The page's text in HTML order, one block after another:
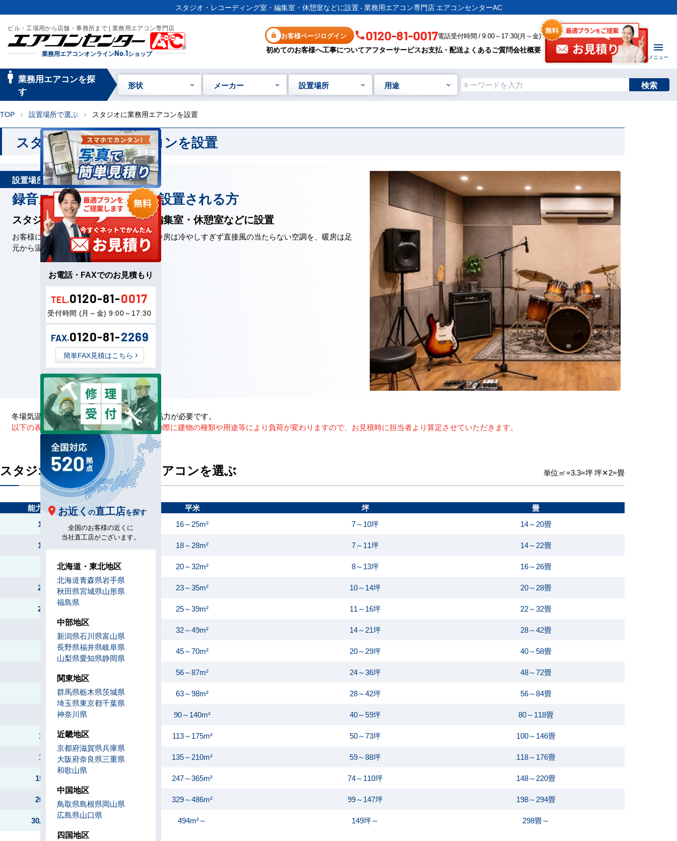
スタジオ・レコーディング室・編集室・休憩室などに設置 - 業務用エアコン専門店 エアコンセンターAC
ビル・工場用から店舗・事務所まで | 業務用エアコン専門店
業務用エアコンオンラインNo.1ショップ
お客様ページログイン 0120-81-0017電話受付時間 / 9:00～17:30(月～金)
初めてのお客様へ工事についてアフターサービスお支払・配送よくあるご質問会社概要
メニュー
manage_searc
業務用エアコンを探
す
形状 メーカー 設置場所 用途 検索
TOP chevron_right 設置場所で選ぶ chevron_right スタジオに業務用エアコンを設置
スタジオに業務用エアコンを設置
設置場所から選ぶ
録音スタジオ・放送局に設置される方
スタジオ・レコーディング室・編集室・休憩室などに設置
お客様に快適に過ごしていただけるよう、冷房は冷やしすぎず直接風の当たらない空調を、暖房は足
元から温まる空調をご提案します。
冬場気温の低い地域は1または2つ大きめの馬力が必要です。
以下の表はあくまで参考値です。機種選定の際に建物の種類や用途等により負荷が変わりますので、お見積時に担当者より算定させていただきます。
スタジオの広さから業務用エアコンを選ぶ 単位㎡=3.3=坪 坪✕2=畳
能力（馬力） 平米 坪
畳
1.5馬力
16～25m² 7～10坪
14～20畳
1.8馬力
18～28m² 7～11坪
14～22畳
2馬力
20～32m² 8～13坪
16～26畳
2.3馬力
23～35m² 10～14坪
20～28畳
2.5馬力
25～39m² 11～16坪
22～32畳
32～49m² 14～21坪
28～42畳
4馬力
45～70m² 20～29坪
40～58畳
5馬力
56～87m² 24～36坪
48～72畳
6馬力
63～98m² 28～42坪
56～84畳
8馬力
90～140m² 40～59坪
80～118畳
10馬力
113～175m² 50～73坪
100～146畳
12馬力
135～210m² 59～88坪
118～176畳
15馬力～
247～365m² 74～110坪
148～220畳
20馬力～
329～486m² 99～147坪
198～294畳
30馬力以上
494m²～ 149坪～ 298畳～
お電話・FAXでのお見積もり
TEL.0120-81-0017
受付時間 (月～金) 9:00～17:30
FAX.0120-81-2269
簡単FAX見積はこちら
お近く の直工店を探す
全国のお客様の近くに
当社直工店がございます。
北海道・東北地区
北海道青森県岩手県
秋田県宮城県山形県
福島県
中部地区
新潟県石川県富山県
長野県福井県岐阜県
山梨県愛知県静岡県
関東地区
群馬県栃木県茨城県
埼玉県東京都千葉県
神奈川県
近畿地区
京都府滋賀県兵庫県
大阪府奈良県三重県
和歌山県
中国地区
鳥取県島根県岡山県
広島県山口県
四国地区